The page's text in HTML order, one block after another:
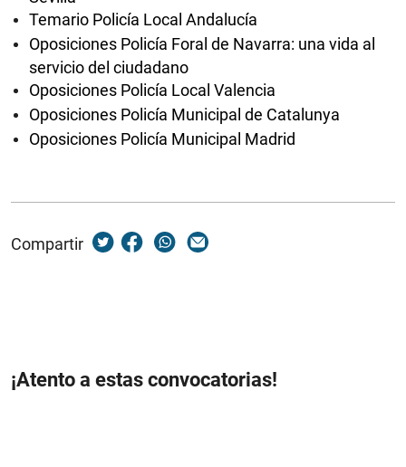
Temario Policía Local Andalucía
Oposiciones Policía Foral de Navarra: una vida al
servicio del ciudadano
Oposiciones Policía Local Valencia
Oposiciones Policía Municipal de Catalunya
Oposiciones Policía Municipal Madrid
Compartir
¡Atento a estas convocatorias!